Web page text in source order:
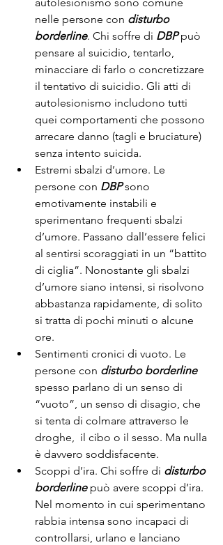
nelle persone con disturbo
borderline. Chi soffre di DBP può
pensare al suicidio, tentarlo,
minacciare di farlo o concretizzare
il tentativo di suicidio. Gli atti di
autolesionismo includono tutti
quei comportamenti che possono
arrecare danno (tagli e bruciature)
senza intento suicida.
Estremi sbalzi d’umore. Le
persone con DBP sono
emotivamente instabili e
sperimentano frequenti sbalzi
d’umore. Passano dall’essere felici
al sentirsi scoraggiati in un “battito
di ciglia”. Nonostante gli sbalzi
d’umore siano intensi, si risolvono
abbastanza rapidamente, di solito
si tratta di pochi minuti o alcune
ore.
Sentimenti cronici di vuoto. Le
persone con disturbo borderline
spesso parlano di un senso di
“vuoto”, un senso di disagio, che
si tenta di colmare attraverso le
droghe,  il cibo o il sesso. Ma nulla
è davvero soddisfacente.
Scoppi d’ira. Chi soffre di disturbo
borderline può avere scoppi d’ira.
Nel momento in cui sperimentano
rabbia intensa sono incapaci di
controllarsi, urlano e lanciano